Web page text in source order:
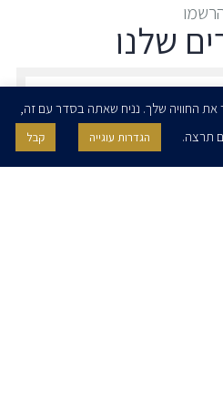
שלנו
ושות' לשלוח לי ניוזלטרים,
רשאי/ת לחזור בי מהסכמתי לעיל בכל
החוויה שלך. נניח שאתה בסדר עם זה,
תרצה.
הגדרות עוגייה קבל